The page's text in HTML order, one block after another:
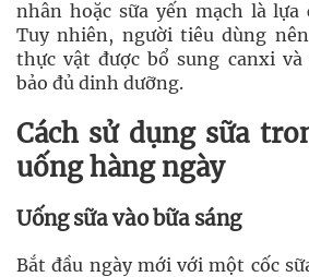
nhân hoặc sữa yến mạch là
Tuy nhiên, người tiêu dùng
thực vật được bổ sung canxi
bảo đủ dinh dưỡng.
Cách sử dụng sữa
uống hàng ngày
Uống sữa vào bữa sáng
Bắt đầu ngày mới với một cốc